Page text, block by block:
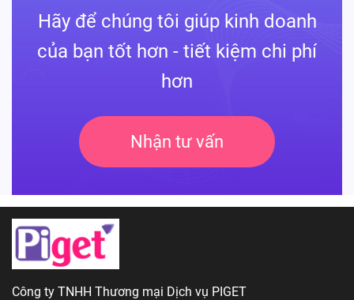
Hãy để chúng tôi giúp kinh doanh
của bạn tốt hơn - tiết kiệm chi phí
hơn
Nhận tư vấn
Công ty TNHH Thương mại Dịch vụ PIGET